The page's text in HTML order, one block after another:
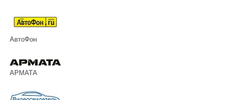
АвтоФон
АРМАТА